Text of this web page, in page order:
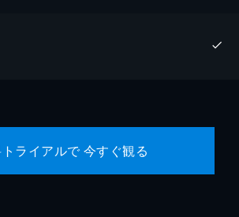
ライアルで 今すぐ観る